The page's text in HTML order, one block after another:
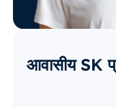
आवासीय SK